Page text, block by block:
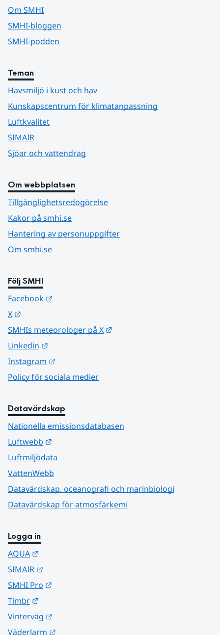
Om SMHI
SMHI-bloggen
SMHI-podden
Teman
Havsmiljö i kust och hav
Kunskapscentrum för klimatanpassning
Luftkvalitet
SIMAIR
Sjöar och vattendrag
Om webbplatsen
Tillgänglighetsredogörelse
Kakor på smhi.se
Hantering av personuppgifter
Om smhi.se
Följ SMHI
Facebook
X
SMHIs meteorologer på X
Linkedin
Instagram
Policy för sociala medier
Datavärdskap
Nationella emissionsdatabasen
Luftwebb
Luftmiljödata
VattenWebb
Datavärdskap, oceanografi och marinbiologi
Datavärdskap för atmosfärkemi
Logga in
AQUA
SIMAIR
SMHI Pro
Timbr
Vinterväg
Väderlarm